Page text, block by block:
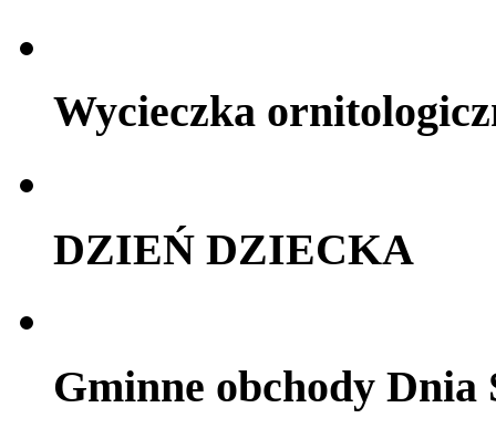
Wycieczka
DZIEŃ DZIECKA
Gminne obchody Dnia